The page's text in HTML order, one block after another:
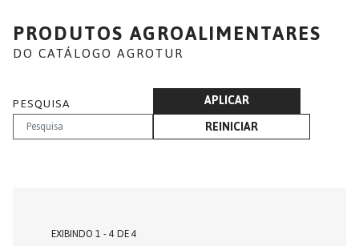
PRODUTOS AGROALIMENTARES
DO CATÁLOGO AGROTUR
PESQUISA
APLICAR
REINICIAR
EXIBINDO 1 - 4 DE 4